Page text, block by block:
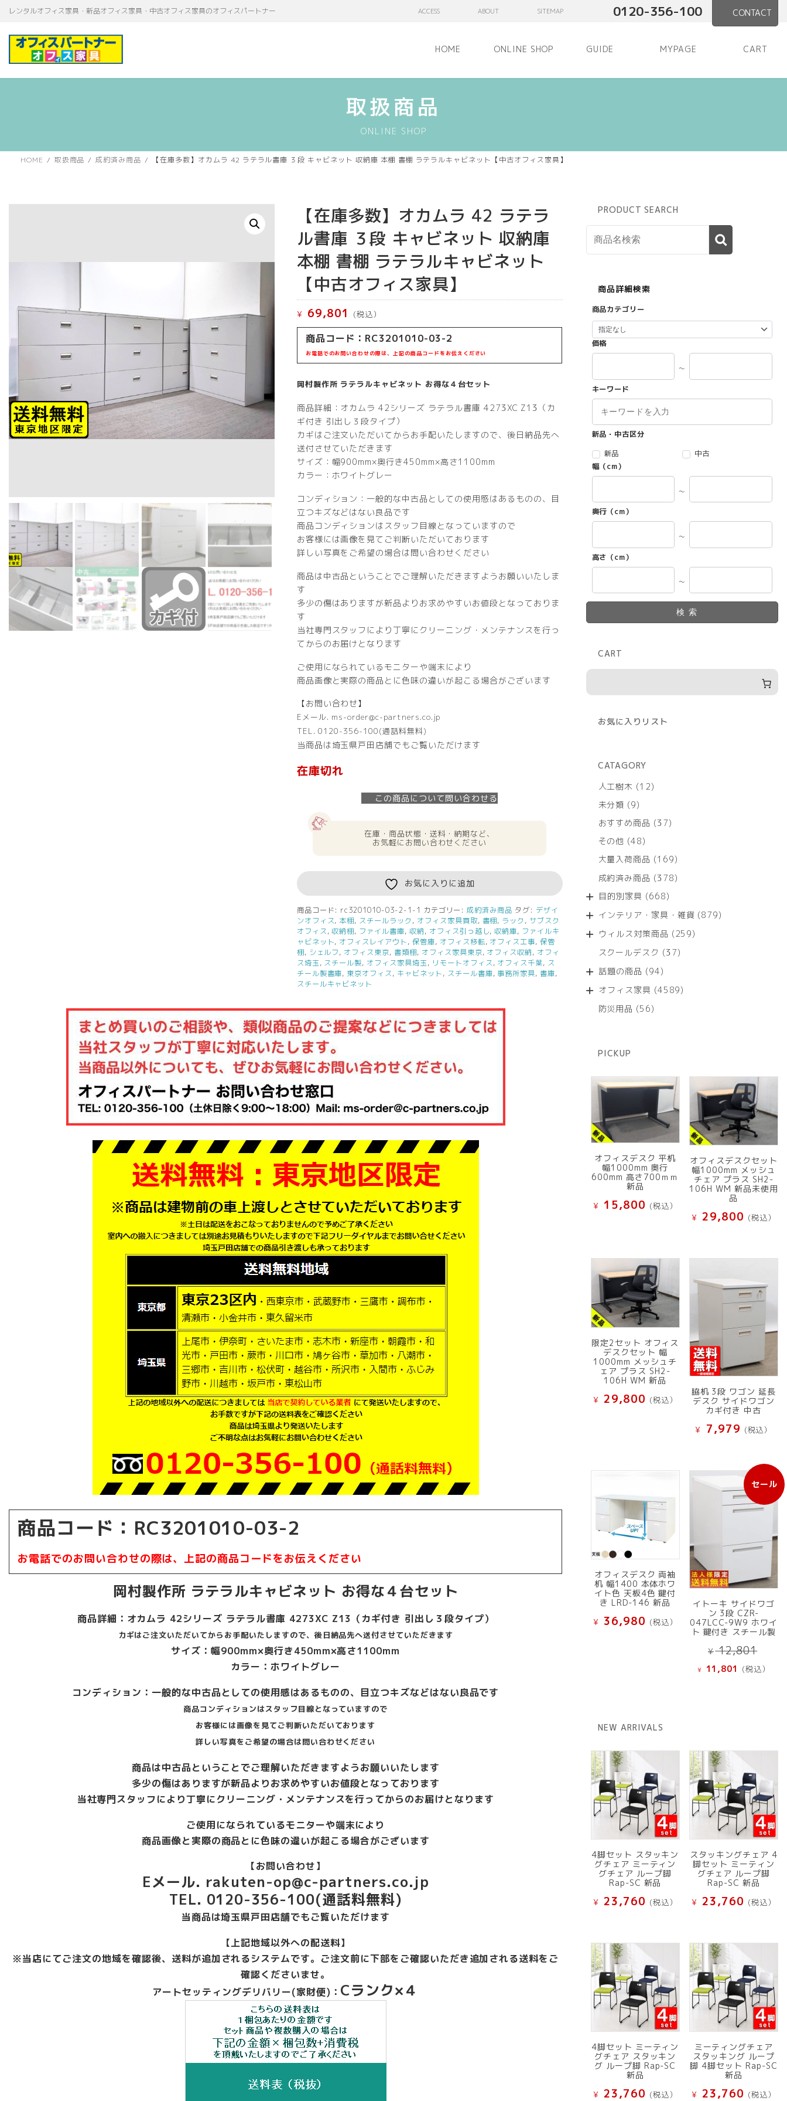
テ
ゲ
レンタルオフィス家具・新品オフィス家具・中古オフィス家具のオフィスパートナー ACCESS ABOUT SITEMAP 0120-356-100 CONTACT
HOME ONLINE SHOP GUIDE MYPAGE CART
取扱商品
ONLINE SHOP
HOME 取扱商品 成約済み商品 【在庫多数】オカムラ 42 ラテラル書庫 ３段 キャビネット 収納庫 本棚 書棚 ラテラルキャビネット【中古オフィス家具】
【在庫多数】オカムラ 42 ラテラ
ル書庫 ３段 キャビネット 収納庫
本棚 書棚 ラテラルキャビネット
【中古オフィス家具】
¥ 69,801 (税込）
商品コード：RC3201010-03-2
お電話でのお問い合わせの際は、上記の商品コードをお伝えください
岡村製作所 ラテラルキャビネット お得な４台セット
商品詳細：オカムラ 42シリーズ ラテラル書庫 4273XC Z13（カ
ギ付き 引出し３段タイプ）
カギはご注文いただいてからお手配いたしますので、後日納品先へ
送付させていただきます
サイズ：幅900mm×奥行き450mm×高さ1100mm
カラー：ホワイトグレー
コンディション：一般的な中古品としての使用感はあるものの、目
立つキズなどはない良品です
商品コンディションはスタッフ目線となっていますので
お客様には画像を見てご判断いただいております
詳しい写真をご希望の場合は問い合わせください
商品は中古品ということでご理解いただきますようお願いいたしま
す
多少の傷はありますが新品よりお求めやすいお値段となっておりま
す
当社専門スタッフにより丁寧にクリーニング・メンテナンスを行っ
てからのお届けとなります
ご使用になられているモニターや端末により
商品画像と実際の商品とに色味の違いが起こる場合がございます
【お問い合わせ】
Eメール. ms-order@c-partners.co.jp
TEL. 0120-356-100(通話料無料)
当商品は埼玉県戸田店舗でもご覧いただけます
在庫切れ
この商品について問い合わせる
在庫・商品状態・送料・納期など、
お気軽にお問い合わせください
お気に入りに追加
商品コード: rc3201010-03-2-1-1 カテゴリー:成約済み商品 タグ: デザイ
ンオフィス, 本棚, スチールラック , オフィス家具買取, 書棚, ラック , サブスク
オフィス,収納棚, ファイル書庫, 収納, オフィス引っ越し,収納庫, ファイルキ
ャビネット, オフィスレイアウト, 保管庫, オフィス移転, オフィス工事,保管
棚, シェルフ, オフィス東京, 書類棚, オフィス家具東京, オフィス収納, オフィ
ス埼玉, スチール製, オフィス家具埼玉, リモートオフィス, オフィス千葉, ス
チール製書庫, 東京オフィス, キャビネット, スチール書庫, 事務所家具, 書庫,
スチールキャビネット
商品コード：RC3201010-03-2
お電話でのお問い合わせの際は、上記の商品コードをお伝えください
岡村製作所 ラテラルキャビネット お得な４台セット
商品詳細：オカムラ 42シリーズ ラテラル書庫 4273XC Z13（カギ付き 引出し３段タイプ）
カギはご注文いただいてからお手配いたしますので、後日納品先へ送付させていただきます
サイズ：幅900mm×奥行き450mm×高さ1100mm
カラー：ホワイトグレー
コンディション：一般的な中古品としての使用感はあるものの、目立つキズなどはない良品です
商品コンディションはスタッフ目線となっていますので
お客様には画像を見てご判断いただいております
詳しい写真をご希望の場合は問い合わせください
商品は中古品ということでご理解いただきますようお願いいたします
多少の傷はありますが新品よりお求めやすいお値段となっております
当社専門スタッフにより丁寧にクリーニング・メンテナンスを行ってからのお届けとなります
ご使用になられているモニターや端末により
商品画像と実際の商品とに色味の違いが起こる場合がございます
【お問い合わせ】
Eメール. rakuten-op@c-partners.co.jp
TEL. 0120-356-100(通話料無料)
当商品は埼玉県戸田店舗でもご覧いただけます
【上記地域以外への配送料】
※当店にてご注文の地域を確認後、送料が追加されるシステムです。ご注文前に下部をご確認いただき追加される送料をご
確認くださいませ。
アートセッティングデリバリー(家財便)： Cランク×４
PRODUCT SEARCH
商品詳細検索
商品カテゴリー
価格
～
キーワード
新品・中古区分
新品
中古
幅（cm）
～
奥行（cm）
～
高さ（cm）
～
検索
CART
お気に入りリスト
CATAGORY
人工樹木
1212
商
未分類 99
の
商
おすすめ商品 3737
商
その他 4848
の
商
大量入荷商品 169169
の
成約済み商品 378378
商
目的別家具 668668
の
商
インテリア・家具・雑貨 879879
ウィルス対策商品 259259
スクールデスク 3737
商
話題の商品 9494
の
オフィス家具 45894589
防災用品 5656
PICKUP
オフィスデスク 平机
幅1000mm 奥行
600mm 高さ700ｍｍ
新品
¥ 15,800 (税込）
オフィスデスクセット
幅1000mm メッシュ
チェア プラス SH2-
106H WM 新品未使用
品
¥ 29,800 (税込）
限定2セット オフィス
デスクセット 幅
1000mm メッシュチ
ェア プラス SH2-
106H WM 新品
¥ 29,800 (税込）
脇机 3段 ワゴン 延長
デスク サイドワゴン
カギ付き 中古
¥ 7,979 (税込）
オフィスデスク 両袖
机 幅1400 本体ホワ
イト色 天板4色 鍵付
き LRD-146 新品
¥ 36,980 (税込）
セール
販
売
中
品
イトーキ サイドワゴ
ン 3段 CZR-
047LCC-9W9 ホワイ
ト 鍵付き スチール製
¥12,801
の
価
¥ 11,801 現
で
す。
(税込）
NEW ARRIVALS
4脚セット スタッキン
グチェア ミーティン
グチェア ループ脚
Rap-SC 新品
¥ 23,760 (税込）
スタッキングチェア 4
脚セット ミーティン
グチェア ループ脚
Rap-SC 新品
¥ 23,760 (税込）
4脚セット ミーティン
グチェア スタッキン
グ ループ脚 Rap-SC
新品
¥ 23,760 (税込）
ミーティングチェア
スタッキング ループ
脚 4脚セット Rap-SC
新品
¥ 23,760 (税込）